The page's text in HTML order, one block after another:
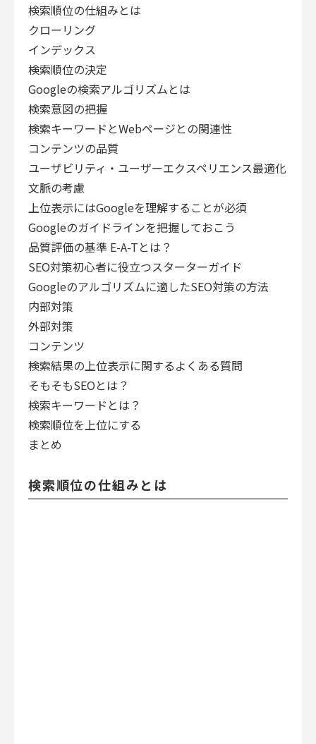
検索順位の仕組みとは
クローリング
インデックス
検索順位の決定
Googleの検索アルゴリズムとは
検索意図の把握
検索キーワードとWebページとの関連性
コンテンツの品質
ユーザビリティ・ユーザーエクスペリエンス最適化
文脈の考慮
上位表示にはGoogleを理解することが必須
Googleのガイドラインを把握しておこう
品質評価の基準 E-A-Tとは？
SEO対策初心者に役立つスターターガイド
Googleのアルゴリズムに適したSEO対策の方法
内部対策
外部対策
コンテンツ
検索結果の上位表示に関するよくある質問
そもそもSEOとは？
検索キーワードとは？
検索順位を上位にする
まとめ
検索順位の仕組みとは